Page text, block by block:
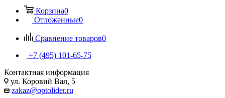
Корзина0
Отложенные0
Сравнение товаров0
+7 (495) 101-65-75
Контактная информация
ул. Коровий Вал, 5
zakaz@optolider.ru